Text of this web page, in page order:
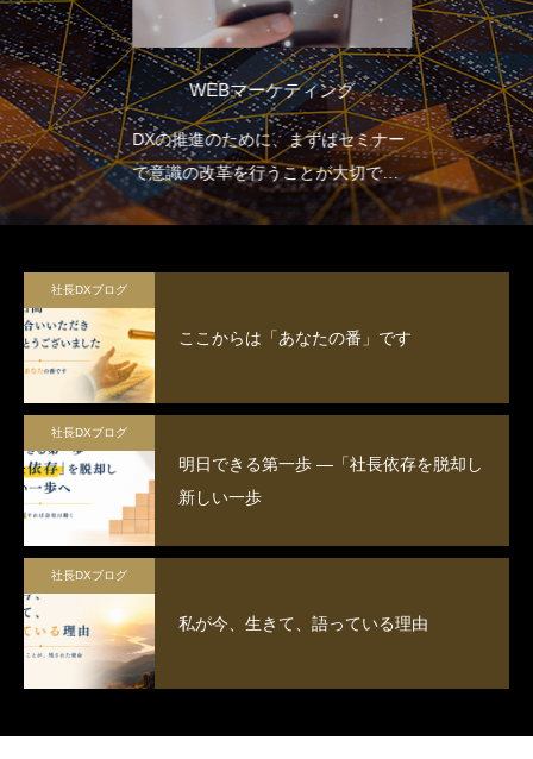
WEBマーケティング
DXの推進のために、まずはセミナー
で意識の改革を行うことが大切で
す。
社長DXブログ
ここからは「あなたの番」です
社長DXブログ
明日できる第一歩 ―「社長依存を脱却し
新しい一歩
社長DXブログ
私が今、生きて、語っている理由